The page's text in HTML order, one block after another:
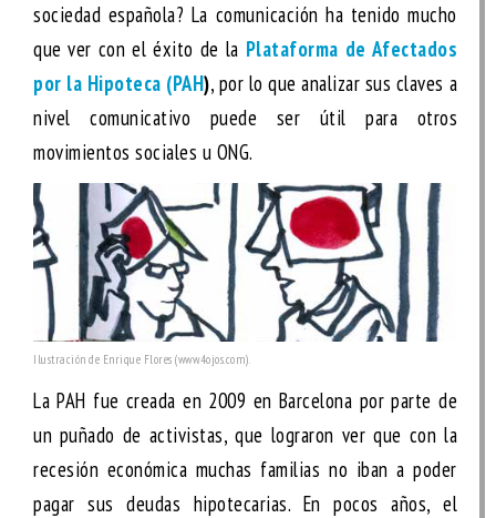
sociedad española? La comunicación ha tenido mucho
que ver con el éxito de la Plataforma de Afectados
por la Hipoteca (PAH), por lo que analizar sus claves a
nivel comunicativo puede ser útil para otros
movimientos sociales u ONG.
Ilustración de Enrique Flores (www.4ojos.com).
La PAH fue creada en 2009 en Barcelona por parte de
un puñado de activistas, que lograron ver que con la
recesión económica muchas familias no iban a poder
pagar sus deudas hipotecarias. En pocos años, el